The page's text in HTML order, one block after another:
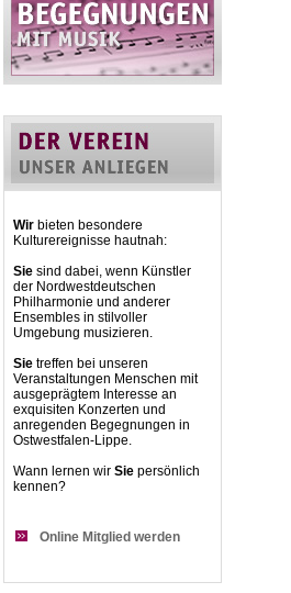
Wir bieten besondere
Kulturereignisse hautnah:
Sie sind dabei, wenn Künstler
der Nordwestdeutschen
Philharmonie und anderer
Ensembles in stilvoller
Umgebung musizieren.
Sie treffen bei unseren
Veranstaltungen Menschen mit
ausgeprägtem Interesse an
exquisiten Konzerten und
anregenden Begegnungen in
Ostwestfalen-Lippe.
Wann lernen wir Sie persönlich
kennen?
Online Mitglied werden